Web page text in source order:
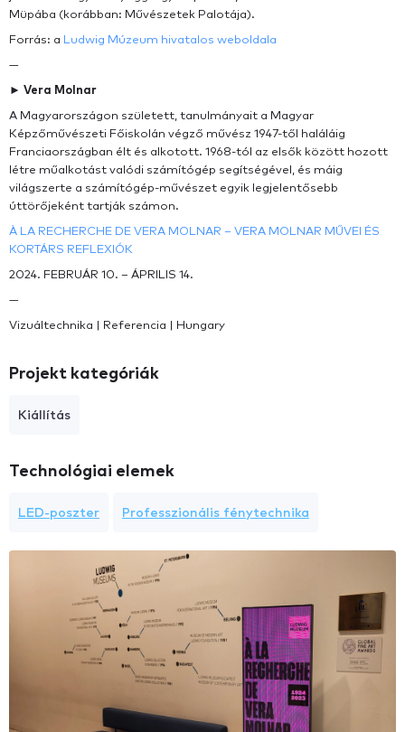
Müpába (korábban: Művészetek Palotája).
Forrás: a Ludwig Múzeum hivatalos weboldala
—
► Vera Molnar
A Magyarországon született, tanulmányait a Magyar
Képzőművészeti Főiskolán végző művész 1947-től haláláig
Franciaországban élt és alkotott. 1968-tól az elsők között hozott
létre műalkotást valódi számítógép segítségével, és máig
világszerte a számítógép-művészet egyik legjelentősebb
úttörőjeként tartják számon.
À LA RECHERCHE DE VERA MOLNAR – VERA MOLNAR MŰVEI ÉS
KORTÁRS REFLEXIÓK
2024. FEBRUÁR 10. – ÁPRILIS 14.
—
Vizuáltechnika | Referencia | Hungary
Projekt kategóriák
Kiállítás
Technológiai elemek
LED-poszter Professzionális fénytechnika